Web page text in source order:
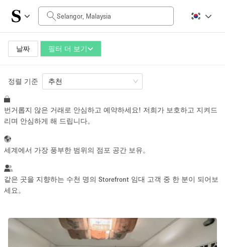
날짜 필터 더 보기
일일 비용
RM0
공간 크기
10 m² 500+ m²
~ 13 명
정렬 기준 추천
번거롭지 않은 거래로 안심하고 예약하세요! 저희가 보호하고 지켜드
리며 안심하게 해 드립니다。
세계에서 가장 풍부한 범위의 점포 공간 보유。
같은 곳을 지향하는 수천 명의 Storefront 임대 고객 중 한 분이 되어보
세요。